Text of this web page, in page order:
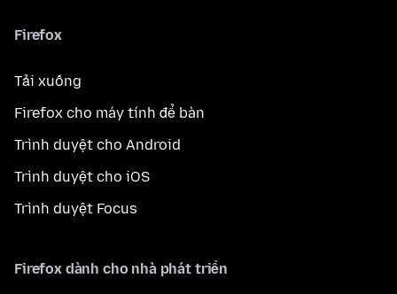
Firefox
Tải xuống
Firefox cho máy tính để bàn
Trình duyệt cho Android
Trình duyệt cho iOS
Trình duyệt Focus
Firefox dành cho nhà phát triển